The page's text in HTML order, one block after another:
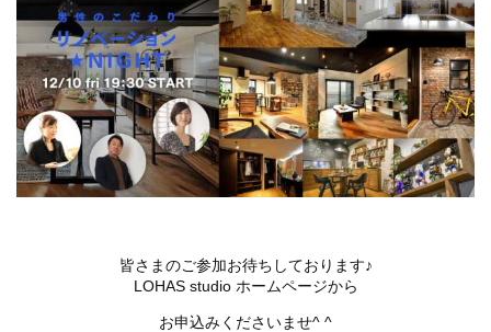
皆さまのご参加お待ちしております♪
LOHAS studio ホームページから
お申込みくださいませ^ ^